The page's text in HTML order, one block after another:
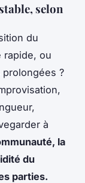
selon
du
rapide, ou
?
à
la
du
parties.